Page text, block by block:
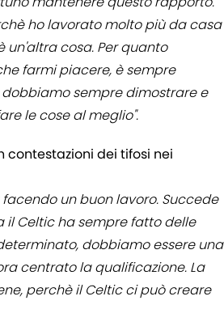
ho lavorato molto più da casa
cosa. Per quanto
farmi piacere, è sempre
sempre dimostrare e
le cose al meglio".
contestazioni dei tifosi nei
un buon lavoro. Succede
il Celtic ha sempre fatto delle
dobbiamo essere una
centrato la qualificazione. La
perchè il Celtic ci può creare